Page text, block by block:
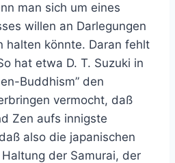
man sich um eines
willen an Darlegungen
halten könnte. Daran fehlt
hat etwa D. T. Suzuki in
Buddhism” den
vermocht, daß
Zen aufs innigste
also die japanischen
der Samurai, der